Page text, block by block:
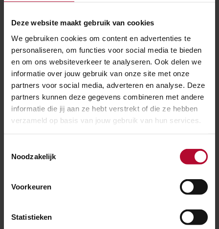
Deze website maakt gebruik van cookies
We gebruiken cookies om content en advertenties te
personaliseren, om functies voor social media te bieden
en om ons websiteverkeer te analyseren. Ook delen we
informatie over jouw gebruik van onze site met onze
partners voor social media, adverteren en analyse. Deze
partners kunnen deze gegevens combineren met andere
informatie die jij aan ze hebt verstrekt of die ze hebben
verzameld op basis van jouw gebruik van hun services.
Noodzakelijk
Voorkeuren
Statistieken
Verbetermaatregelen
ProRail neemt de conclusies ter harte en heeft
meerdere verbetermaatregelen genomen:
• De normen voor inspecties en onderhoud zijn
geëvalueerd en waar nodig aangepast
• Er komt een onderzoek om te kijken of het mogelijk
gemeten)
inspecteur/aannemer om de kans op het kantelen van
een spoorstaaf als gevolg van een combinatie van
• Er komt een aanscherping ten aan zien van de